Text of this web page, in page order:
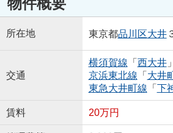
所在地 東京都品川区大井
交通
横須賀線 「 西大井
京浜東北線 「 大井
東急大井町線 「 下
賃料 20万円